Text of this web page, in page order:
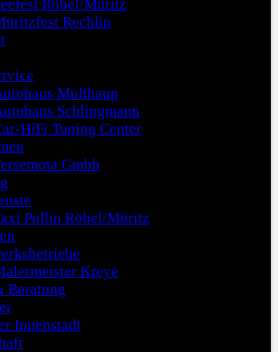
Röbel/Müritz
Rechlin
Multhaup
Schlingmann
HiFi Tuning Center
Gmbh
Pollin Röbel/Müritz
Kreye
Beratung
Innenstadt